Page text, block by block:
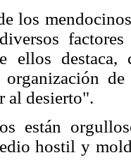
los
ellos
organización
al desierto".
están
hostil y